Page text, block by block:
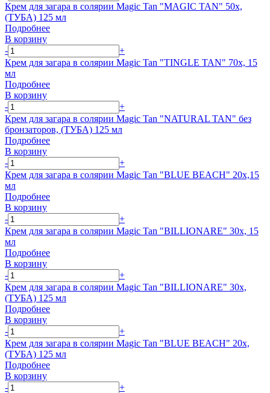
Крем для загара в солярии Magic Tan "MAGIC TAN" 50х,
(ТУБА) 125 мл
Подробнее
В корзину
-
+
Крем для загара в солярии Magic Tan "TINGLE TAN" 70х, 15
мл
Подробнее
В корзину
-
+
Крем для загара в солярии Magic Tan "NATURAL TAN" без
бронзаторов, (ТУБА) 125 мл
Подробнее
В корзину
-
+
Крем для загара в солярии Magic Tan "BLUE BEACH" 20х,15
мл
Подробнее
В корзину
-
+
Крем для загара в солярии Magic Tan "BILLIONARE" 30х, 15
мл
Подробнее
В корзину
-
+
Крем для загара в солярии Magic Tan "BILLIONARE" 30х,
(ТУБА) 125 мл
Подробнее
В корзину
-
+
Крем для загара в солярии Magic Tan "BLUE BEACH" 20х,
(ТУБА) 125 мл
Подробнее
В корзину
-
+